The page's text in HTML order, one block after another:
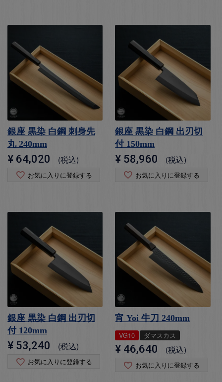
銀座 黒染 白鋼 刺身先
丸 240mm
¥ 64,020 税込
お気に入りに登録する
銀座 黒染 白鋼 出刃切
付 150mm
¥ 58,960 税込
お気に入りに登録する
銀座 黒染 白鋼 出刃切
付 120mm
¥ 53,240 税込
お気に入りに登録する
宵 Yoi 牛刀 240mm
VG10 ダマスカス
¥ 46,640 税込
お気に入りに登録する